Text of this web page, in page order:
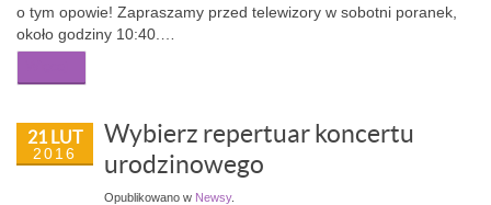
o tym opowie! Zapraszamy przed telewizory w sobotni poranek,
około godziny 10:40.…
21 LUT
2016
Wybierz repertuar koncertu
urodzinowego
Opublikowano w Newsy.